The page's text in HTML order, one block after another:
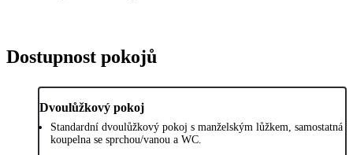
Dostupnost pokojů
Dvoulůžkový pokoj
Standardní dvoulůžkový pokoj s manželským lůžkem, samostatná
koupelna se sprchou/vanou a WC.